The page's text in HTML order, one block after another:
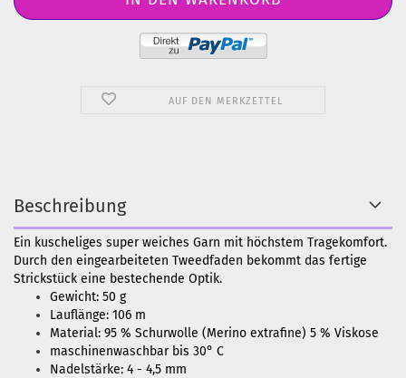
AUF DEN MERKZETTEL
Beschreibung
Ein kuscheliges super weiches Garn mit höchstem Tragekomfort.
Durch den eingearbeiteten Tweedfaden bekommt das fertige
Strickstück eine bestechende Optik.
Gewicht: 50 g
Lauflänge: 106 m
Material: 95 % Schurwolle (Merino extrafine) 5 % Viskose
maschinenwaschbar bis 30° C
Nadelstärke: 4 - 4,5 mm